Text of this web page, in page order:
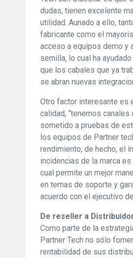
dudas, tienen excelente
utilidad. Aunado a ello,
fabricante como el
acceso a equipos demo y
semilla, lo cual ha
que los cabales que ya
se abran nuevas
Otro factor interesante es
calidad, “tenemos canales
sometido a pruebas de
los equipos de Partner
rendimiento, de hecho, el
incidencias de la marca es
cual permite un mejor
en temas de soporte y
acuerdo con el ejecutivo
De reseller a
Como parte de la
Partner Tech no sólo
rentabilidad de sus